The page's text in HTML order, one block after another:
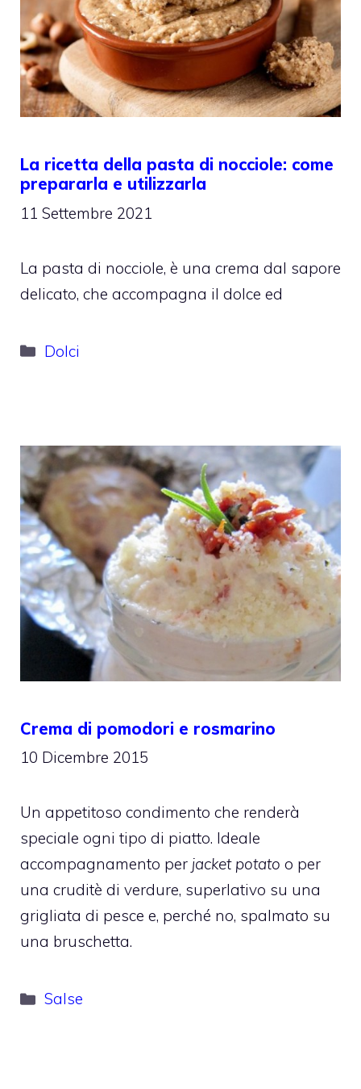
La ricetta della pasta di nocciole: come
prepararla e utilizzarla
11 Settembre 2021
La pasta di nocciole, è una crema dal sapore
delicato, che accompagna il dolce ed
Categorie
Dolci
Crema di pomodori e rosmarino
10 Dicembre 2015
Un appetitoso condimento che renderà
speciale ogni tipo di piatto. Ideale
accompagnamento per jacket potato o per
una cruditè di verdure, superlativo su una
grigliata di pesce e, perché no, spalmato su
una bruschetta.
Categorie
Salse